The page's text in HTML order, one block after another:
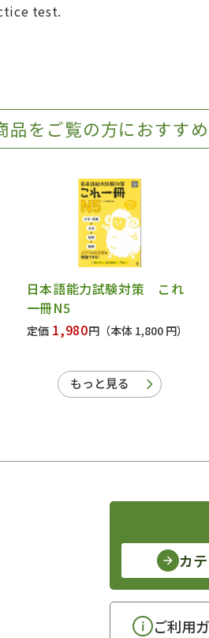
test.
品をご覧の方におすす
日本語能力試験対策 これ
一冊N5
定価 1,980円 （本体 1,800 円）
もっと見る
カ
ご利用